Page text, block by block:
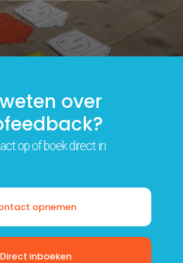
over
op of boek direct in
opnemen
Direct inboeken